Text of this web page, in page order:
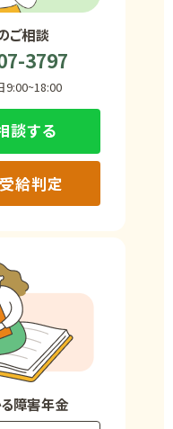
ご相談
3797
9:00~18:00
談する
給判定
障害年金